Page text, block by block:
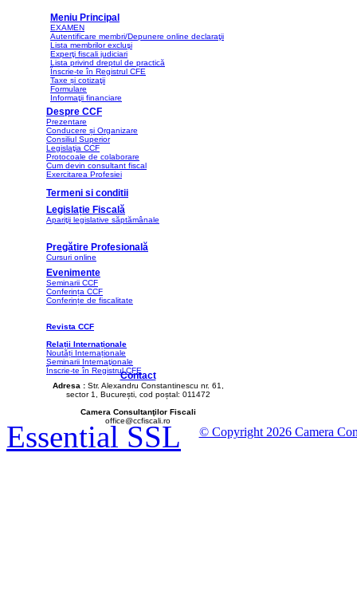
Meniu Principal
EXAMEN
Autentificare membri/Depunere online declaraţii
Lista membrilor excluşi
Experţi fiscali judiciari
Lista privind dreptul de practică
Înscrie-te în Registrul CFE
Taxe și cotizaţii
Formulare
Informaţii financiare
Despre CCF
Prezentare
Conducere și Organizare
Consiliul Superior
Legislaţia CCF
Protocoale de colaborare
Cum devin consultant fiscal
Exercitarea Profesiei
Termeni si conditii
Legislație Fiscală
Apariţii legislative săptămânale
Pregătire Profesională
Cursuri online
Evenimente
Seminarii CCF
Conferința CCF
Conferințe de fiscalitate
Revista CCF
Relații Internaționale
Noutăți Internaționale
Seminarii Internaţionale
Înscrie-te în Registrul CFE
Contact
Adresa : Str. Alexandru Constantinescu nr. 61,
sector 1, București, cod poștal: 011472
Camera Consultanţilor Fiscali
office@ccfiscali.ro
© Copyright 2026 Camera
Essential SSL